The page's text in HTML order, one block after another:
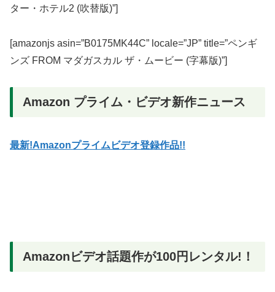
ター・ホテル2 (吹替版)”]
[amazonjs asin=”B0175MK44C” locale=”JP” title=”ペンギ
ンズ FROM マダガスカル ザ・ムービー (字幕版)”]
Amazon プライム・ビデオ新作ニュース
最新!Amazonプライムビデオ登録作品!!
Amazonビデオ話題作が100円レンタル!！